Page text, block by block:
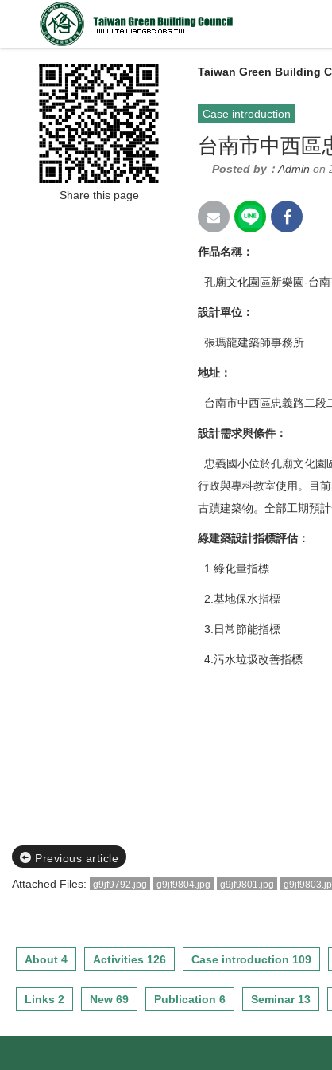
Taiwan Green Building
Case introduction
台南市中西區
Posted by： Admin on
作品名稱：
孔廟文化園區新樂園-台
設計單位：
張瑪龍建築師事務所
地址：
台南市中西區忠義路二段
設計需求與條件：
忠義國小位於孔廟文化園
行政與專科教室使用。目
古蹟建築物。全部工期預
綠建築設計指標評估：
1.綠化量指標
2.基地保水指標
3.日常節能指標
4.污水垃圾改善指標
Share this page
Previous article
Attached Files:
g9jf9792.jpg g9jf9804.jpg g9jf9801.jpg
About 4 Activities 126 Case introduction 109
Links 2 New 69 Publication 6 Seminar 13